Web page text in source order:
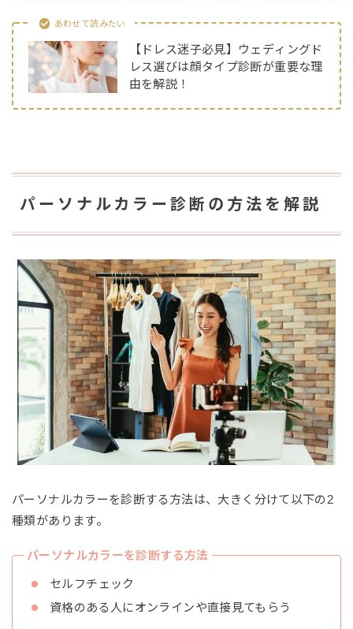
あわせて読みたい
【ドレス迷子必見】ウェディングド
レス選びは顔タイプ診断が重要な理
由を解説！
パーソナルカラー診断の方法を解説
パーソナルカラーを診断する方法は、大きく分けて以下の2
種類があります。
パーソナルカラーを診断する方法
セルフチェック
資格のある人にオンラインや直接見てもらう